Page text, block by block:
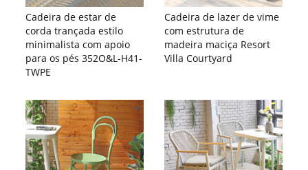
Cadeira de estar de
corda trançada estilo
minimalista com apoio
para os pés 352O&L-H41-
TWPE
Cadeira de lazer de vime
com estrutura de
madeira maciça Resort
Villa Courtyard